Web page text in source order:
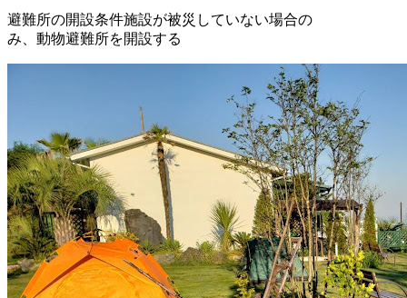
避難所の開設条件施設が被災していない場合の
み、動物避難所を開設する